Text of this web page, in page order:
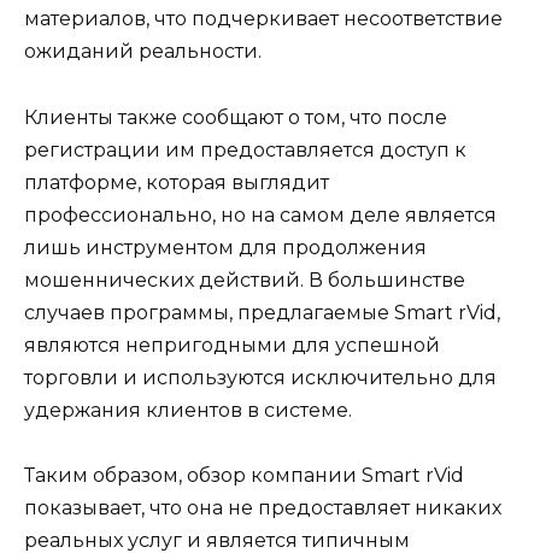
материалов, что подчеркивает несоответствие
ожиданий реальности.
Клиенты также сообщают о том, что после
регистрации им предоставляется доступ к
платформе, которая выглядит
профессионально, но на самом деле является
лишь инструментом для продолжения
мошеннических действий. В большинстве
случаев программы, предлагаемые Smart rVid,
являются непригодными для успешной
торговли и используются исключительно для
удержания клиентов в системе.
Таким образом, обзор компании Smart rVid
показывает, что она не предоставляет никаких
реальных услуг и является типичным